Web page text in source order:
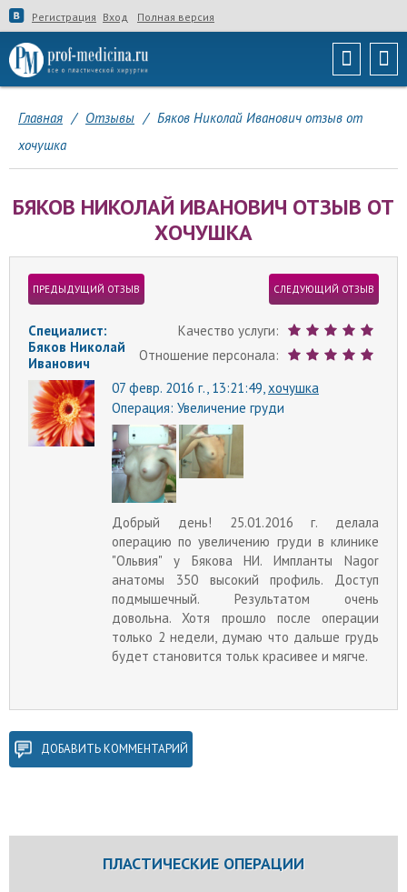
Регистрация Вход Полная версия
Главная / Отзывы / Бяков Николай Иванович отзыв от
хочушка
БЯКОВ НИКОЛАЙ ИВАНОВИЧ ОТЗЫВ ОТ
ХОЧУШКА
ПРЕДЫДУЩИЙ ОТЗЫВ СЛЕДУЮЩИЙ ОТЗЫВ
Качество услуги:
Отношение персонала:
Специалист:
Бяков Николай
Иванович
07 февр. 2016 г., 13:21:49, хочушка
Операция: Увеличение груди
Добрый день! 25.01.2016 г. делала
операцию по увеличению груди в клинике
"Ольвия" у Бякова НИ. Импланты Nagor
анатомы 350 высокий профиль. Доступ
подмышечный. Результатом очень
довольна. Хотя прошло после операции
только 2 недели, думаю что дальше грудь
будет становится тольк красивее и мягче.
ДОБАВИТЬ КОММЕНТАРИЙ
ПЛАСТИЧЕСКИЕ ОПЕРАЦИИ